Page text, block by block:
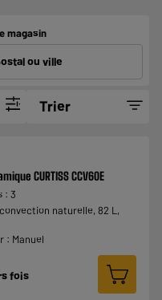
CAPACITES DE
ENGAGER.
magasin
ou ville
Trier
CURTISS CCV60E
: 3
naturelle, 82 L,
: Manuel
fois